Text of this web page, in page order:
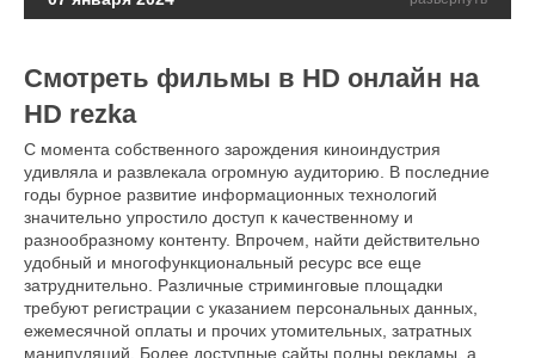
Смотреть фильмы в HD онлайн на
HD rezka
С момента собственного зарождения киноиндустрия
удивляла и развлекала огромную аудиторию. В последние
годы бурное развитие информационных технологий
значительно упростило доступ к качественному и
разнообразному контенту. Впрочем, найти действительно
удобный и многофункциональный ресурс все еще
затруднительно. Различные стриминговые площадки
требуют регистрации с указанием персональных данных,
ежемесячной оплаты и прочих утомительных, затратных
манипуляций. Более доступные сайты полны рекламы, а